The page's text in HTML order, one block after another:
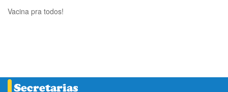
Vacina pra todos!